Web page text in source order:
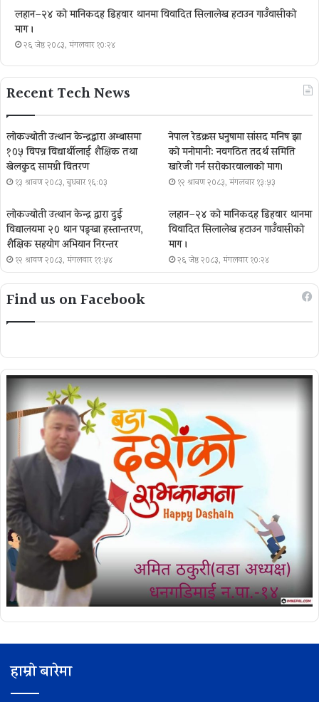
लहान–२४ को मानिकदह डिहवार थानमा विवादित सिलालेख हटाउन गाउँवासीको
माग ।
२६ जेष्ठ २०८३, मंगलवार १०:२४
Recent Tech News
लोकज्योती उत्थान केन्द्रद्वारा अम्बासमा
१०५ विपन्न विद्यार्थीलाई शैक्षिक तथा
खेलकुद सामग्री वितरण
१३ श्रावण २०८३, बुधबार १६:०३
नेपाल रेडक्रस धनुषामा सांसद मनिष झा
को मनोमानी: नवगठित तदर्थ समिति
खारेजी गर्न सरोकारवालाको माग।
१२ श्रावण २०८३, मंगलवार १३:५३
लोकज्योती उत्थान केन्द्र द्वारा दुई
विद्यालयमा २० थान पङ्खा हस्तान्तरण,
शैक्षिक सहयोग अभियान निरन्तर
१२ श्रावण २०८३, मंगलवार ११:५४
लहान–२४ को मानिकदह डिहवार थानमा
विवादित सिलालेख हटाउन गाउँवासीको
माग ।
२६ जेष्ठ २०८३, मंगलवार १०:२४
Find us on Facebook
हाम्रो बारेमा